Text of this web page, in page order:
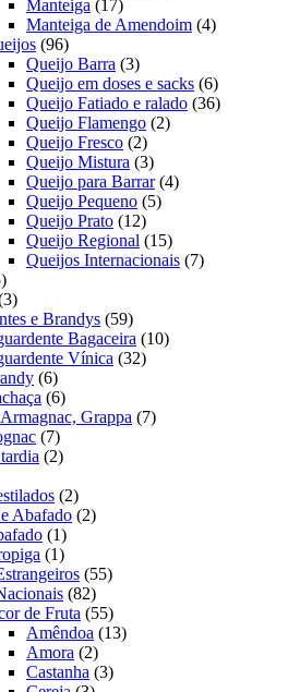
Manteiga 1717
produtos
Manteiga de Amendoim 44
9696
produtos
Queijo Barra 33
produtos
Queijo em doses e sacks 66
produtos
Queijo Fatiado e ralado 3636
Queijo Flamengo 22
Queijo Fresco 22
produtos
Queijo Mistura 33
produtos
Queijo para Barrar 44
Queijo Pequeno 55
Queijo Prato 1212
produtos
Queijo Regional 1515
produtos
Queijos Internacionais 77
535
produtos
33
produtos
e Brandys 5959
produtos
Bagaceira 1010
Vínica 3232
66
produtos
66
produtos
Grappa 77
77
produtos
22
22
produtos
Abafado 22
11
produto
11
produto
5555
8282
produtos
de Fruta 5555
produtos
Amêndoa 1313
Amora 22
produtos
Castanha 33